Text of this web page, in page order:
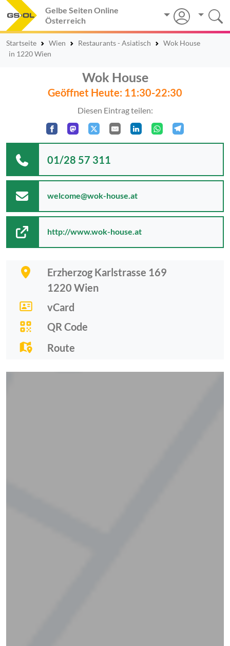
Gelbe Seiten Online
Österreich
Startseite Wien Restaurants - Asiatisch
Wok House
in 1220 Wien
Wok House
Geöffnet Heute: 11:30-22:30
Diesen Eintrag teilen:
Erzherzog Karlstrasse 169
1220 Wien
vCard
QR Code
Route
01/28 57 311
welcome@wok-house.at
http://www.wok-house.at